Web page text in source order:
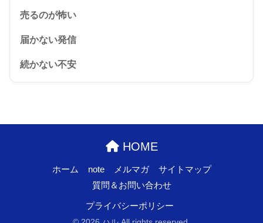
売るのが怖い
届かない発信
続かない不安
HOME
ホーム note メルマガ
サイトマップ
質問＆お問い合わせ
プライバシーポリシー